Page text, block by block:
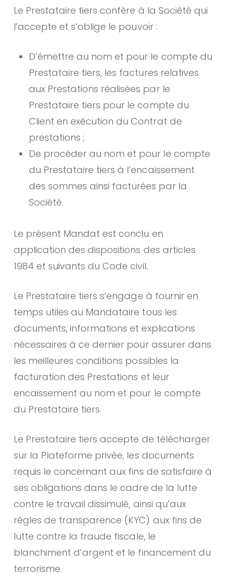
Le Prestataire tiers confère à la Société qui
l’accepte et s’oblige le pouvoir :
D’émettre au nom et pour le compte du
Prestataire tiers, les factures relatives
aux Prestations réalisées par le
Prestataire tiers pour le compte du
Client en exécution du Contrat de
prestations ;
De procéder au nom et pour le compte
du Prestataire tiers à l’encaissement
des sommes ainsi facturées par la
Société.
Le présent Mandat est conclu en
application des dispositions des articles
1984 et suivants du Code civil.
Le Prestataire tiers s’engage à fournir en
temps utiles au Mandataire tous les
documents, informations et explications
nécessaires à ce dernier pour assurer dans
les meilleures conditions possibles la
facturation des Prestations et leur
encaissement au nom et pour le compte
du Prestataire tiers.
Le Prestataire tiers accepte de télécharger
sur la Plateforme privée, les documents
requis le concernant aux fins de satisfaire à
ses obligations dans le cadre de la lutte
contre le travail dissimulé, ainsi qu’aux
règles de transparence (KYC) aux fins de
lutte contre la fraude fiscale, le
blanchiment d’argent et le financement du
terrorisme.